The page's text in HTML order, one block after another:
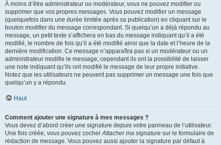
À moins d’être administrateur ou modérateur, vous ne pouvez modifier ou
supprimer que vos propres messages. Vous pouvez modifier un message
(quelquefois dans une durée limitée après sa publication) en cliquant sur le
bouton modifierdu message correspondant. Si quelqu’un a déjà répondu au
message, un petit texte s’affichera en bas du message indiquant qu’il a été
modifié, le nombre de fois qu’il a été modifié ainsi que la date et l’heure de la
dernière modification. Ce message n’apparaîtra pas si un modérateur ou un
administrateur modifie le message, cependant ils ont la possibilité de laisser
une note indiquant qu’ils ont modifié le message de leur propre initiative.
Notez que les utilisateurs ne peuvent pas supprimer un message une fois que
quelqu’un y a répondu.
Haut
Comment ajouter une signature à mes messages ?
Vous devez d’abord créer une signature depuis votre panneau de l’utilisateur.
Une fois créée, vous pouvez cocherAttacher ma signature sur le formulaire de
rédaction de message. Vous pouvez aussi ajouter la signature par défaut à